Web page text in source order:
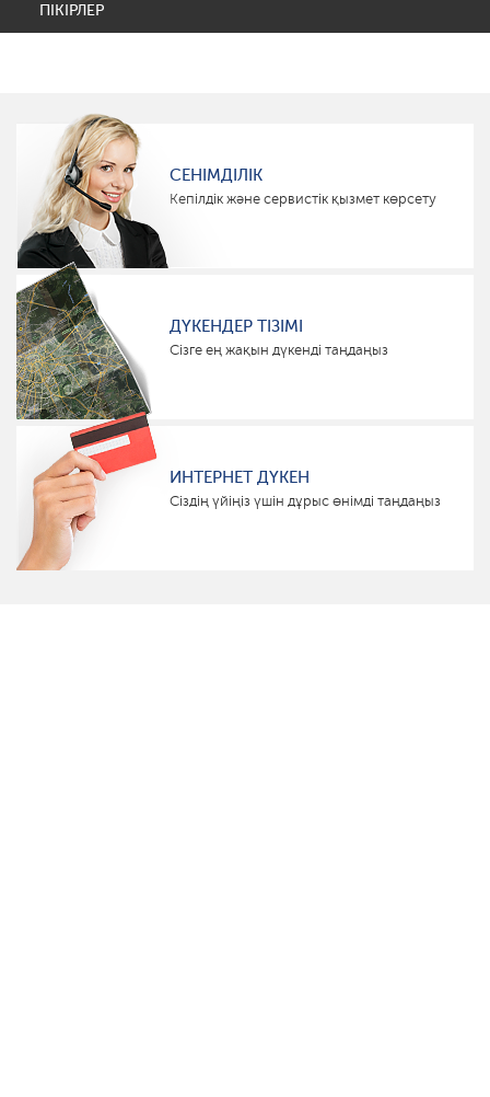
ПІКІРЛЕР
СЕНІМДІЛІК
Кепілдік және сервистік қызмет көрсету
ДҮКЕНДЕР ТІЗІМІ
Сізге ең жақын дүкенді таңдаңыз
ИНТЕРНЕТ ДҮКЕН
Сіздің үйіңіз үшін дұрыс өнімді таңдаңыз